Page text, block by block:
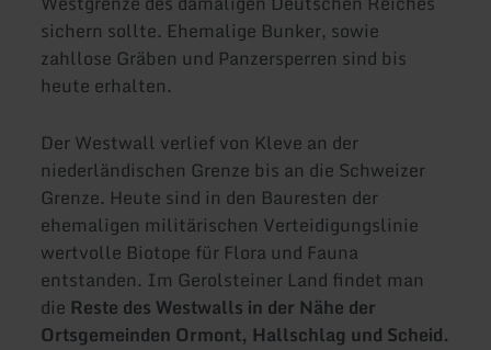
sichern sollte. Ehemalige Bunker, sowie
zahllose Gräben und Panzersperren sind bis
heute erhalten.
Der Westwall verlief von Kleve an der
niederländischen Grenze bis an die Schweizer
Grenze. Heute sind in den Bauresten der
ehemaligen militärischen Verteidigungslinie
wertvolle Biotope für Flora und Fauna
entstanden. Im Gerolsteiner Land findet man
die Reste des Westwalls in der Nähe der
Ortsgemeinden Ormont, Hallschlag und Scheid.